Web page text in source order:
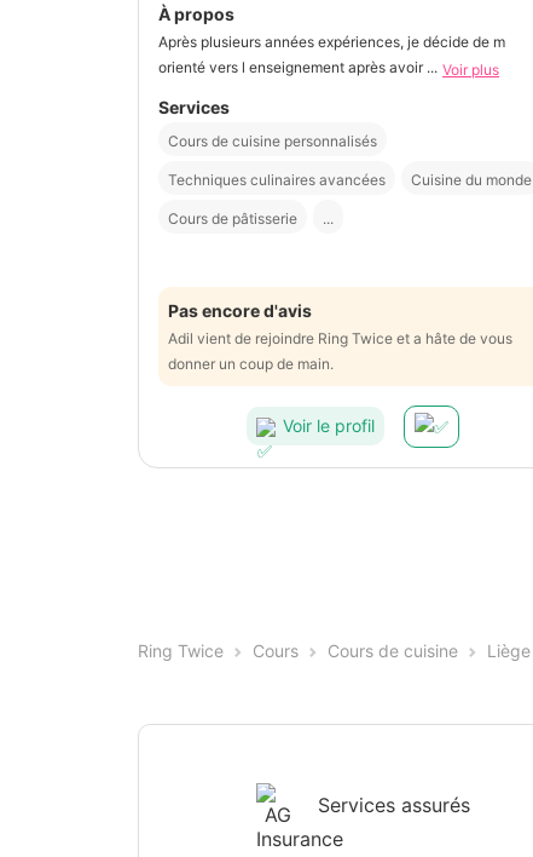
À propos
Après plusieurs années expériences, je décide de m
orienté vers l enseignement après avoir ... Voir plus
Services
Cours de cuisine personnalisés
Techniques culinaires avancées Cuisine du monde
Cours de pâtisserie ...
Pas encore d'avis
Adil vient de rejoindre Ring Twice et a hâte de vous
donner un coup de main.
Voir le profil
Ring Twice Cours Cours de cuisine Liège
Services assurés